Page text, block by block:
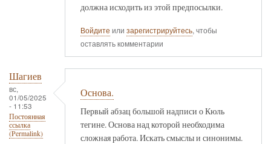
должна исходить из этой предпосылки.
Войдите или зарегистрируйтесь, чтобы
оставлять комментарии
Шагиев
вс,
01/05/2025
- 11:53
Постоянная
ссылка
(Permalink)
Основа.
Первый абзац большой надписи о Кюль
тегине. Основа над которой необходима
сложная работа. Искать смыслы и синонимы.